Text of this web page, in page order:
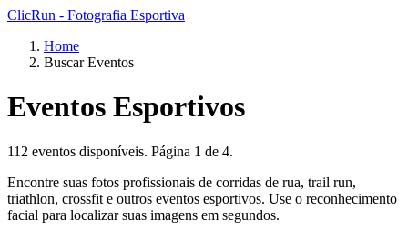
ClicRun - Fotografia Esportiva
Home
Buscar Eventos
Eventos Esportivos
112 eventos disponíveis. Página 1 de 4.
Encontre suas fotos profissionais de corridas de rua, trail run,
triathlon, crossfit e outros eventos esportivos. Use o reconhecimento
facial para localizar suas imagens em segundos.